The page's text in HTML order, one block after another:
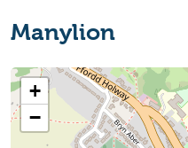
Manylion
+
−